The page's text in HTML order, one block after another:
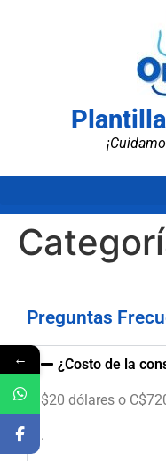
Preguntas
¿Costo de la
$20 dólares o
.
←